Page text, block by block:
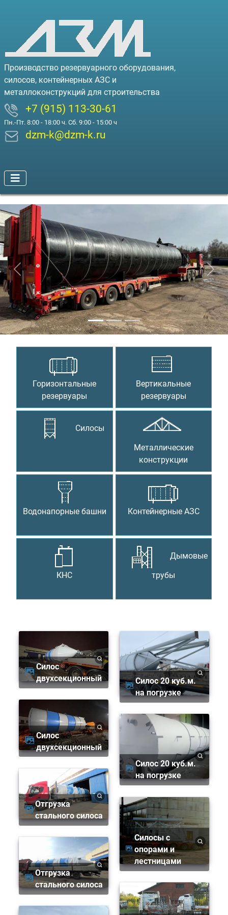
Производство резервуарного оборудования,
силосов, контейнерных АЗС и
металлоконструкций для строительства
+7 (915) 113-30-61
Пн.-Пт. 8:00 - 18:00 ч. Сб. 9:00 - 15:00 ч
dzm-k@dzm-k.ru
Предыдущий
Горизонтальные
резервуары
Вертикальные
резервуары
Силосы
Металлические
конструкции
Водонапорные башни Контейнерные АЗС
КНС
Дымовые
трубы
Силос
двухсекционный
Силос
двухсекционный
Отгрузка
стального силоса
Отгрузка
стального силоса
Силос 20 куб.м.
на погрузке
Силос 20 куб.м.
на погрузке
Силосы с
опорами и
лестницами